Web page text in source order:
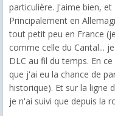
particulière. J'aime bien,
Principalement en
tout petit peu en France
comme celle du Cantal...
DLC au fil du temps. En
que j'ai eu la chance de
historique). Et sur la ligne
je n'ai suivi que depuis la